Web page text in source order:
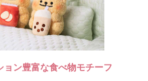
ョン豊富な食べ物モチーフ